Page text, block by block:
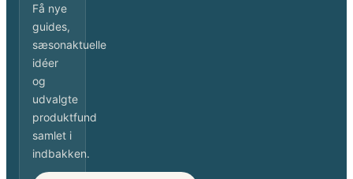
Få nye
guides,
sæsonaktuelle
idéer
og
udvalgte
produktfund
samlet i
indbakken.